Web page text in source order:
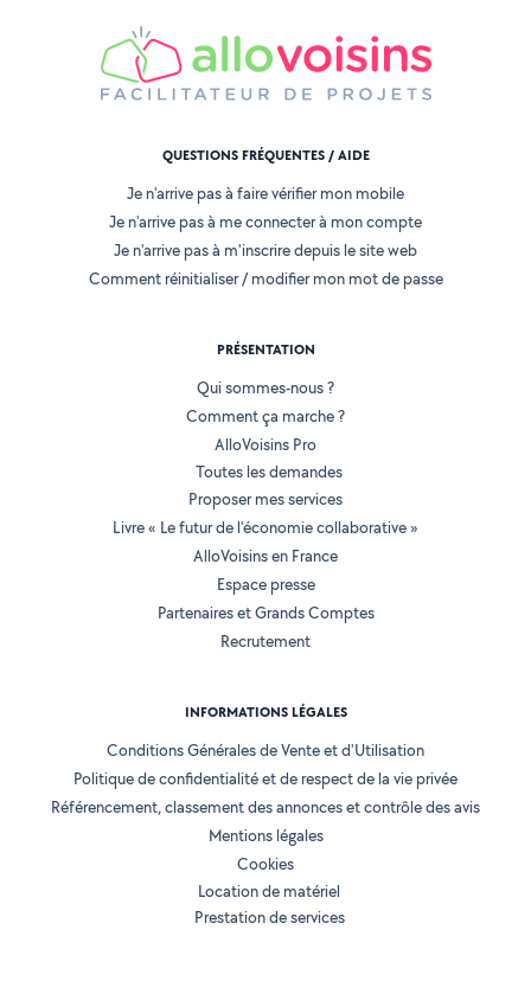
QUESTIONS FRÉQUENTES / AIDE
Je n'arrive pas à faire vérifier mon mobile
Je n'arrive pas à me connecter à mon compte
Je n'arrive pas à m'inscrire depuis le site web
Comment réinitialiser / modifier mon mot de passe
PRÉSENTATION
Qui sommes-nous ?
Comment ça marche ?
AlloVoisins Pro
Toutes les demandes
Proposer mes services
Livre « Le futur de l'économie collaborative »
AlloVoisins en France
Espace presse
Partenaires et Grands Comptes
Recrutement
INFORMATIONS LÉGALES
Conditions Générales de Vente et d'Utilisation
Politique de confidentialité et de respect de la vie privée
Référencement, classement des annonces et contrôle des avis
Mentions légales
Cookies
Location de matériel
Prestation de services